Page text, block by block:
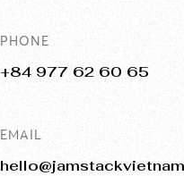
PHONE
+84 977 62 60 65
EMAIL